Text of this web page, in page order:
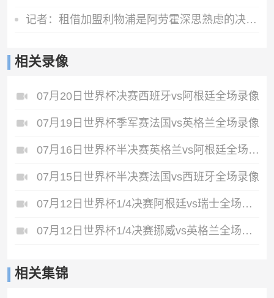
记者：租借加盟利物浦是阿劳霍深思熟虑的决定，红军承担全部工资
相关录像
07月20日世界杯决赛西班牙vs阿根廷全场录像
07月19日世界杯季军赛法国vs英格兰全场录像
07月16日世界杯半决赛英格兰vs阿根廷全场录像
07月15日世界杯半决赛法国vs西班牙全场录像
07月12日世界杯1/4决赛阿根廷vs瑞士全场录像
07月12日世界杯1/4决赛挪威vs英格兰全场录像
相关集锦